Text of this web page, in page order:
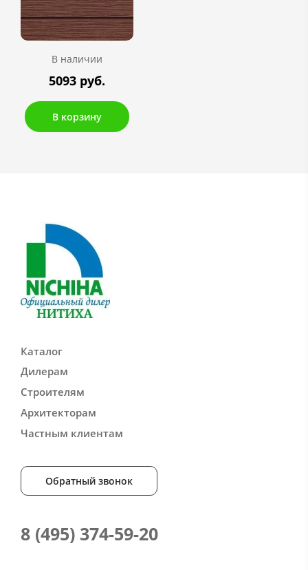
В наличии
5093 руб.
В корзину
Каталог
Дилерам
Строителям
Архитекторам
Частным клиентам
Обратный звонок
8 (495) 374-59-20